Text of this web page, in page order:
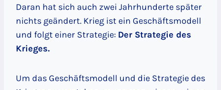
Daran hat sich auch zwei Jahrhunderte später
nichts geändert. Krieg ist ein Geschäftsmodell
und folgt einer Strategie: Der Strategie des
Krieges.
Um das Geschäftsmodell und die Strategie des